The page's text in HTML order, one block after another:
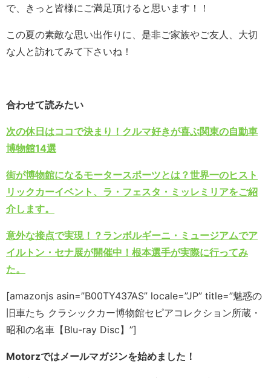
で、きっと皆様にご満足頂けると思います！！
この夏の素敵な思い出作りに、是非ご家族やご友人、大切
な人と訪れてみて下さいね！
合わせて読みたい
次の休日はココで決まり！クルマ好きが喜ぶ関東の自動車
博物館14選
街が博物館になるモータースポーツとは？世界一のヒスト
リックカーイベント、ラ・フェスタ・ミッレミリアをご紹
介します。
意外な接点で実現！？ランボルギーニ・ミュージアムでア
イルトン・セナ展が開催中！根本選手が実際に行ってみ
た。
[amazonjs asin=”B00TY437AS” locale=”JP” title=”魅惑の
旧車たち クラシックカー博物館セピアコレクション所蔵・
昭和の名車【Blu-ray Disc】”]
Motorzではメールマガジンを始めました！